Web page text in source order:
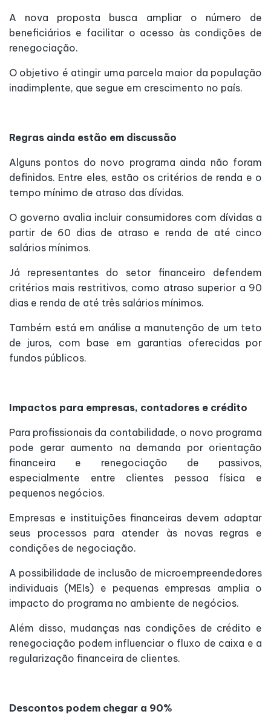
A nova proposta busca ampliar o número de
beneficiários e facilitar o acesso às condições de
renegociação.
O objetivo é atingir uma parcela maior da população
inadimplente, que segue em crescimento no país.
Regras ainda estão em discussão
Alguns pontos do novo programa ainda não foram
definidos. Entre eles, estão os critérios de renda e o
tempo mínimo de atraso das dívidas.
O governo avalia incluir consumidores com dívidas a
partir de 60 dias de atraso e renda de até cinco
salários mínimos.
Já representantes do setor financeiro defendem
critérios mais restritivos, como atraso superior a 90
dias e renda de até três salários mínimos.
Também está em análise a manutenção de um teto
de juros, com base em garantias oferecidas por
fundos públicos.
Impactos para empresas, contadores e crédito
Para profissionais da contabilidade, o novo programa
pode gerar aumento na demanda por orientação
financeira e renegociação de passivos,
especialmente entre clientes pessoa física e
pequenos negócios.
Empresas e instituições financeiras devem adaptar
seus processos para atender às novas regras e
condições de negociação.
A possibilidade de inclusão de microempreendedores
individuais (MEIs) e pequenas empresas amplia o
impacto do programa no ambiente de negócios.
Além disso, mudanças nas condições de crédito e
renegociação podem influenciar o fluxo de caixa e a
regularização financeira de clientes.
Descontos podem chegar a 90%